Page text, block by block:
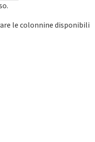
le colonnine disponibili